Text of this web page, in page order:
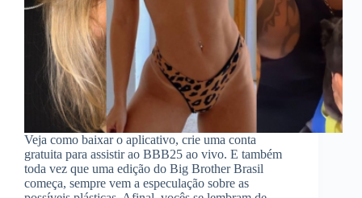
Veja como baixar o aplicativo, crie uma conta
gratuita para assistir ao BBB25 ao vivo. E também
toda vez que uma edição do Big Brother Brasil
começa, sempre vem a especulação sobre as